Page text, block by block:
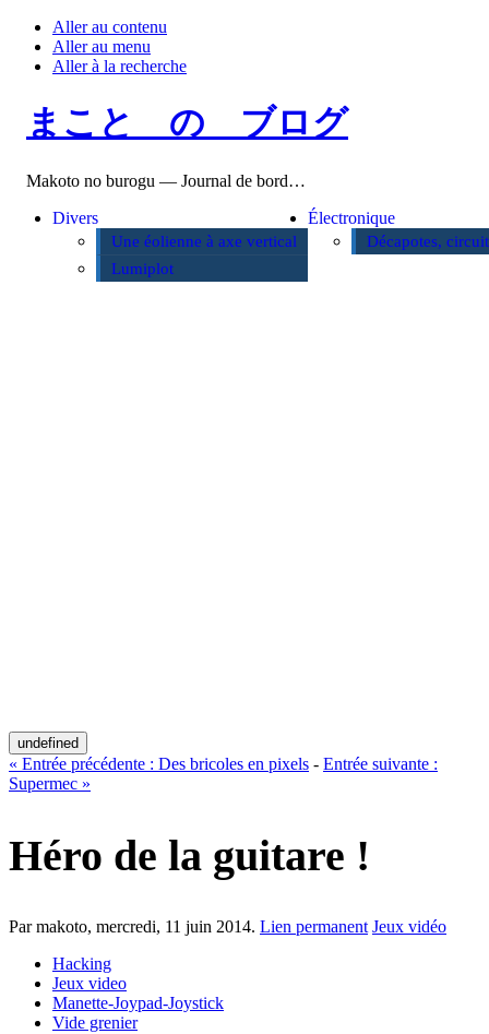
Aller au contenu
Aller au menu
Aller à la recherche
まこと の ブログ
Makoto no burogu — Journal de bord…
Divers
Une éolienne à axe vertical
Lumiplot
Électronique
Décapotes,
undefined
« Entrée précédente : Des bricoles en pixels - Entrée suivante :
Supermec »
Héro de la guitare !
Par makoto, mercredi, 11 juin 2014. Lien permanent Jeux vidéo
Hacking
Jeux video
Manette-Joypad-Joystick
Vide grenier